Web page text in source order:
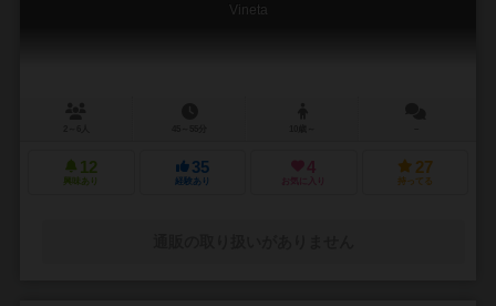
Vineta
12
興味あり
35
経験あり
4
お気に入り
27
持ってる